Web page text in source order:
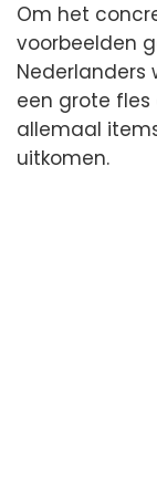
Om het
voorbeelden
Nederlanders
een grote fles
allemaal
uitkomen.